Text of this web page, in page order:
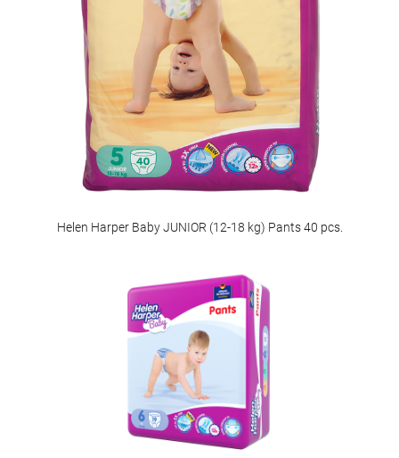
Helen Harper Baby JUNIOR (12-18 kg) Pants 40 pcs.